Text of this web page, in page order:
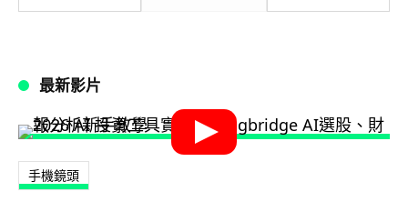
最新影片
手機鏡頭